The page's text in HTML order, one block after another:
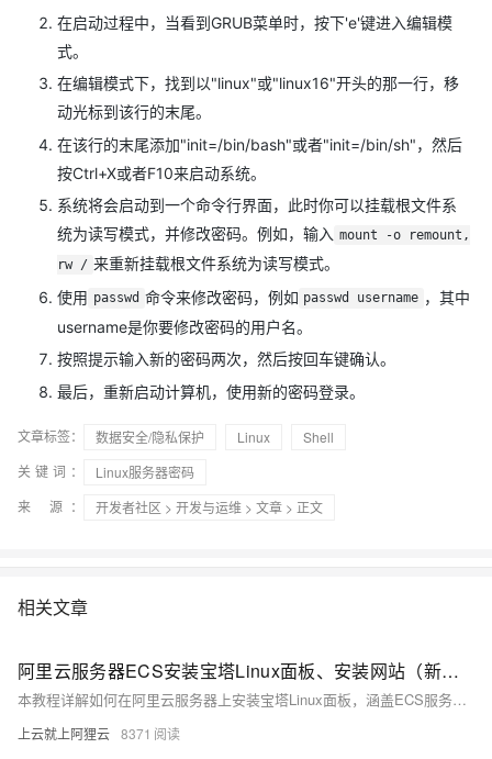
在启动过程中，当看到GRUB菜单时，按下'e'键进入编辑模
式。
在编辑模式下，找到以"linux"或"linux16"开头的那一行，移
动光标到该行的末尾。
在该行的末尾添加"init=/bin/bash"或者"init=/bin/sh"，然后
按Ctrl+X或者F10来启动系统。
系统将会启动到一个命令行界面，此时你可以挂载根文件系
统为读写模式，并修改密码。例如，输入 mount -o remount,
rw / 来重新挂载根文件系统为读写模式。
使用 passwd 命令来修改密码，例如 passwd username ，其中
username是你要修改密码的用户名。
按照提示输入新的密码两次，然后按回车键确认。
最后，重新启动计算机，使用新的密码登录。
文章标签： 数据安全/隐私保护 Linux
Shell
关键词：
Linux服务器密码
来 源：
开发者社区 > 开发与运维 > 文章 > 正文
相关文章
阿里云服务器ECS安装宝塔Linux面板、安装网站（新手图文教程）
本教程详解如何在阿里云服务器上安装宝塔Linux面板，涵盖ECS服务器手动安装步骤，包括系统准备、远程连接、安装命令执行、端口开放及LNMP环境部署，手把手引导用户快速搭建网站环境。
上云就上阿狸云 8371